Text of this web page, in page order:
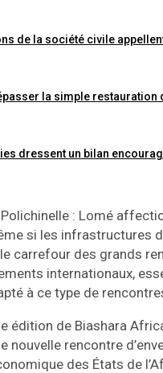
de la société civile appellent
la simple restauration
dressent un bilan
Polichinelle : Lomé
si les infrastructures
carrefour des grands
internationaux,
à ce type de
édition de Biashara
nouvelle rencontre
des États de